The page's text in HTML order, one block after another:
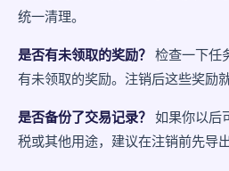
统一清理。
是否有未领取的奖励？ 检查一下任
有未领取的奖励。注销后这些奖励
是否备份了交易记录？ 如果你以后
税或其他用途，建议在注销前先导